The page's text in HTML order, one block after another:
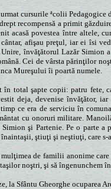
cursurile ªcolii
recompensă a primit
acasă povestea între altele,
afişau preţul, iar ei îsi
învăţătorul Lazăr Simion
Cei de vârsta părinţilor
Mureşului îi poartă numele.
total şapte copii: patru fete,
deja, devenise învăţător,
ce era de serviciu în
cu onoruri militare.
şi Partenie. Pe o parte a
ştiuţi şi neştiuţi, care
de familii anonime
noştri, şi să îngenunchem
la Sfântu Gheorghe ocuparea